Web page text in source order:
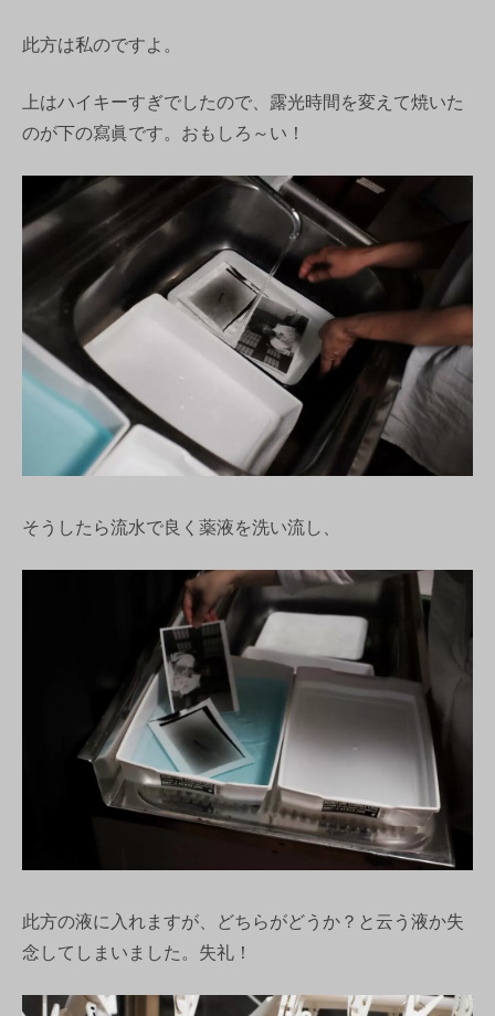
此方は私のですよ。
上はハイキーすぎでしたので、露光時間を変えて焼いた
のが下の寫眞です。おもしろ～い！
そうしたら流水で良く薬液を洗い流し、
此方の液に入れますが、どちらがどうか？と云う液か失
念してしまいました。失礼！